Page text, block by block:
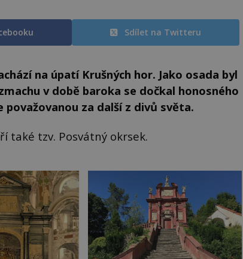
Sdílet na Twitteru
na úpatí Krušných hor. Jako osada byl
v době baroka se dočkal honosného
za další z divů světa.
také tzv. Posvátný okrsek.